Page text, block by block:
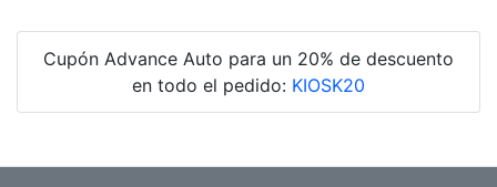
Cupón Advance Auto para un 20% de descuento
en todo el pedido: KIOSK20